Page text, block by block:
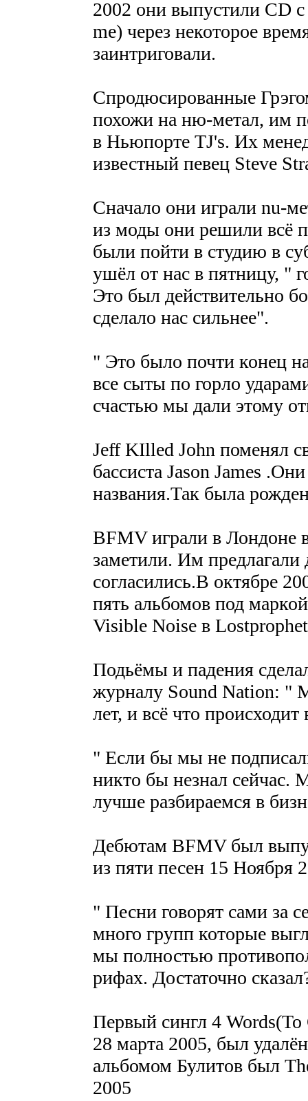
2002 они выпуcтили CD
me) через некоторое
заинтриговали.
Спродюсированные
похожи на ню-метал, им
в Ньюпорте TJ's. Их
известный певец Steve
Сначало они играли nu-
из моды они решили всё
были пойти в студию в
ушёл от нас в пятницу, "
Это был действительно
сделало нас сильнее".
" Это было почти конец
все сыты по горло
счастью мы дали этому
Jeff KIlled John поменял
бассиста Jason James
названия.Так была
BFMV играли в Лондоне
заметили. Им предлагали
согласились.В октябре
пять альбомов под
Visible Noise в
Подьёмы и падения
журналу Sound Nation:
лет, и всё что
" Если бы мы не
никто бы незнал сейчас.
лучше разбираемся в
Дебютам BFMV был
из пяти песен 15 Ноября
" Песни говорят сами за
много групп которые
мы полностью
рифах. Достаточно
Первый сингл 4
28 марта 2005, был
альбомом Булитов был
2005